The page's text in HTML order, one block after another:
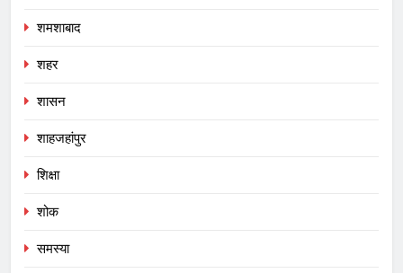
शमशाबाद
शहर
शासन
शाहजहांपुर
शिक्षा
शोक
समस्या